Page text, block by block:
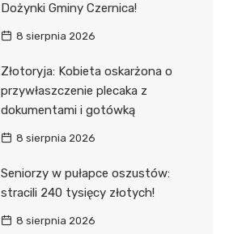
Dożynki Gminy Czernica!
8 sierpnia 2026
Złotoryja: Kobieta oskarżona o
przywłaszczenie plecaka z
dokumentami i gotówką
8 sierpnia 2026
Seniorzy w pułapce oszustów:
stracili 240 tysięcy złotych!
8 sierpnia 2026